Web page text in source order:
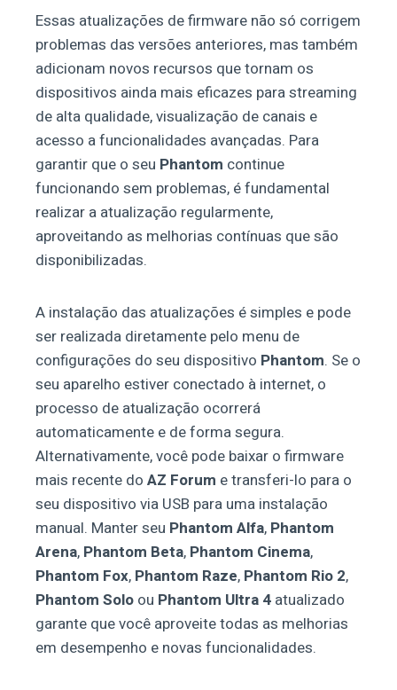
Essas atualizações de firmware não só corrigem
problemas das versões anteriores, mas também
adicionam novos recursos que tornam os
dispositivos ainda mais eficazes para streaming
de alta qualidade, visualização de canais e
acesso a funcionalidades avançadas. Para
garantir que o seu Phantom continue
funcionando sem problemas, é fundamental
realizar a atualização regularmente,
aproveitando as melhorias contínuas que são
disponibilizadas.
A instalação das atualizações é simples e pode
ser realizada diretamente pelo menu de
configurações do seu dispositivo Phantom. Se o
seu aparelho estiver conectado à internet, o
processo de atualização ocorrerá
automaticamente e de forma segura.
Alternativamente, você pode baixar o firmware
mais recente do AZ Forum e transferi-lo para o
seu dispositivo via USB para uma instalação
manual. Manter seu Phantom Alfa, Phantom
Arena, Phantom Beta, Phantom Cinema,
Phantom Fox, Phantom Raze, Phantom Rio 2,
Phantom Solo ou Phantom Ultra 4 atualizado
garante que você aproveite todas as melhorias
em desempenho e novas funcionalidades.